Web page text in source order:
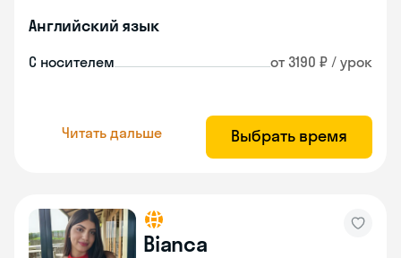
Английский язык
С носителем от 3190 ₽ / урок
Читать дальше Выбрать время
Bianca